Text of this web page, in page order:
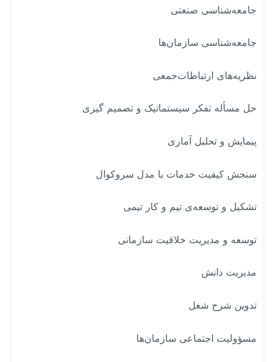
جامعه‌شناسی صنعتی
جامعه‌شناسی سازمان‌ها
نظریه‌های ارتباطات‌جمعی
حل مسأله تفکر سیستماتیک و تصمیم گیری
پیمایش و تحلیل آماری
سنجش کیفیت خدمات با مدل سروکوال
تشکیل و توسعه‌ی تیم و کار تیمی
توسعه و مدیریت خلاقیت سازمانی
مدیریت دانش
تدوین شرح شغل
مسؤولیت اجتماعی سازمان‌ها